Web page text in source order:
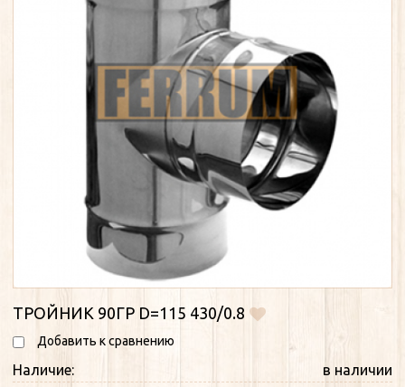
ТРОЙНИК 90ГР D=115 430/0.8
Добавить к сравнению
Наличие: в наличии